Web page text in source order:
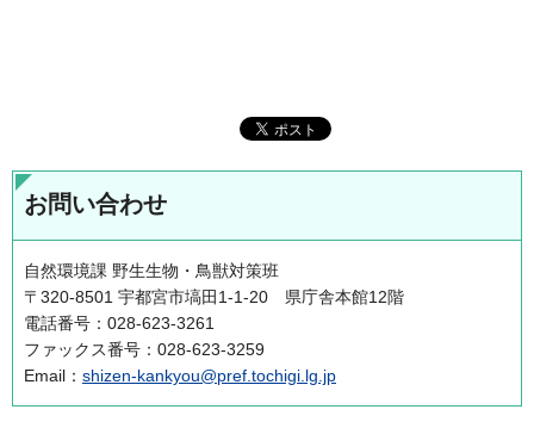
お問い合わせ
自然環境課 野生生物・鳥獣対策班
〒320-8501 宇都宮市塙田1-1-20 県庁舎本館12階
電話番号：028-623-3261
ファックス番号：028-623-3259
Email： shizen-kankyou@pref.tochigi.lg.jp